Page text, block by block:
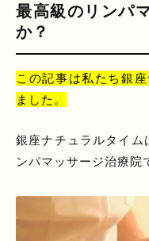
最高級のリンパ
か？
この記事は私たち銀
ました。
銀座ナチュラルタイム
ンパマッサージ治療院